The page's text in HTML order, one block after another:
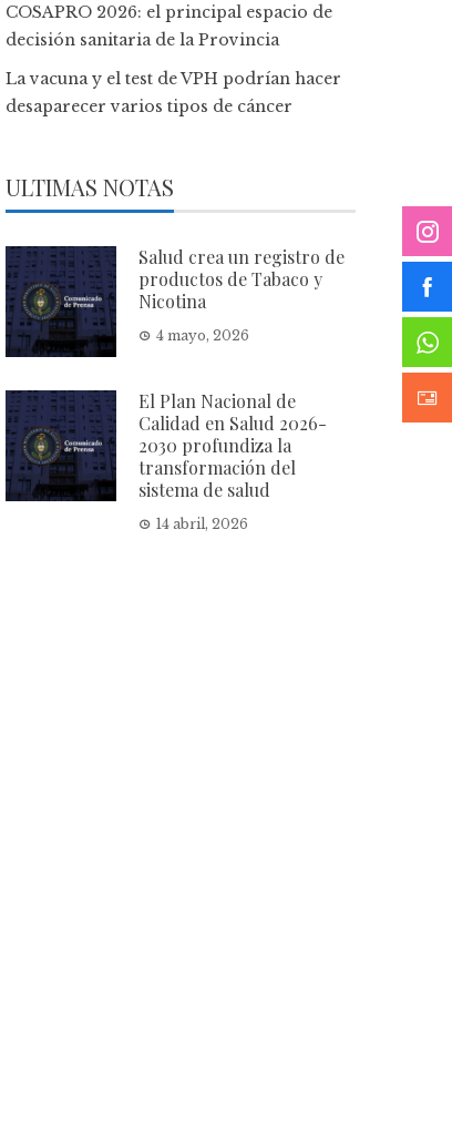
COSAPRO 2026: el principal espacio de
decisión sanitaria de la Provincia
La vacuna y el test de VPH podrían hacer
desaparecer varios tipos de cáncer
ULTIMAS NOTAS
Salud crea un registro de
productos de Tabaco y
Nicotina
4 mayo, 2026
El Plan Nacional de
Calidad en Salud 2026-
2030 profundiza la
transformación del
sistema de salud
14 abril, 2026